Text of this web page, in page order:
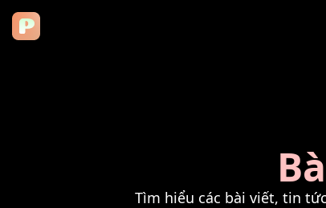
Tìm hiểu các bài viết, tin